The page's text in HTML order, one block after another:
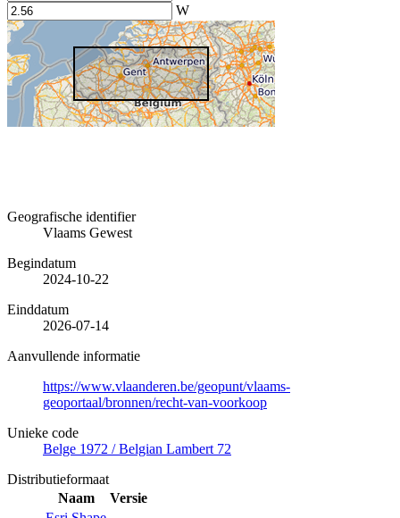
W
Geografische identifier
Vlaams Gewest
Begindatum
2024-10-22
Einddatum
2026-07-14
Aanvullende informatie
https://www.vlaanderen.be/geopunt/vlaams-
geoportaal/bronnen/recht-van-voorkoop
Unieke code
Belge 1972 / Belgian Lambert 72
Distributieformaat
Naam
Versie